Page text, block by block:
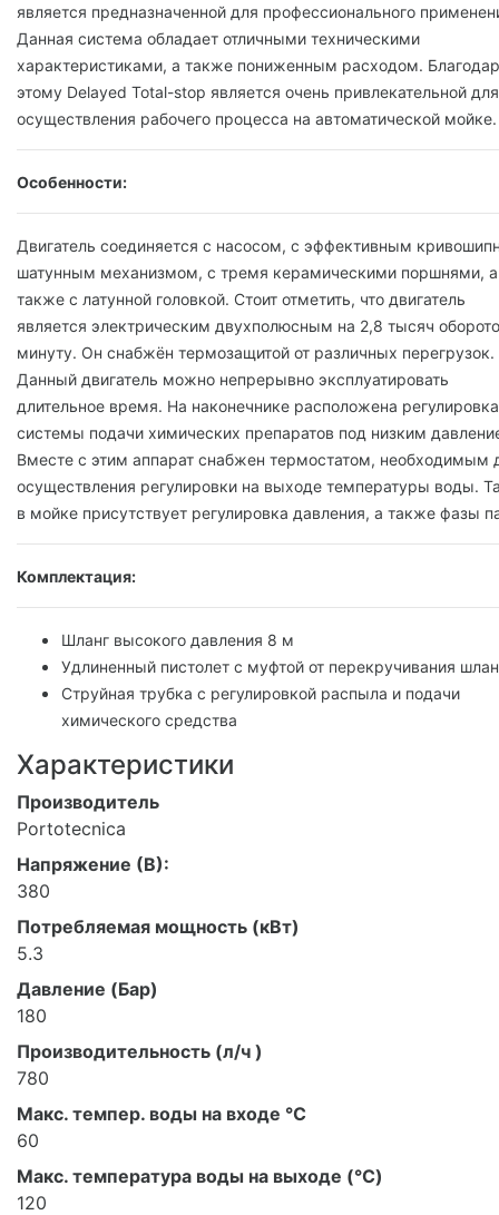
является предназначенной для профессионального
Данная система обладает отличными техническими
характеристиками, а также пониженным расходом.
этому Delayed Total-stop является очень привлекательной для
осуществления рабочего процесса на автоматической мойке.
Особенности:
Двигатель соединяется с насосом, с эффективным
шатунным механизмом, с тремя керамическими поршнями, а
также с латунной головкой. Стоит отметить, что двигатель
является электрическим двухполюсным на 2,8 тысяч
минуту. Он снабжён термозащитой от различных перегрузок.
Данный двигатель можно непрерывно эксплуатировать
длительное время. На наконечнике расположена регулировка
системы подачи химических препаратов под низким
Вместе с этим аппарат снабжен термостатом, необходимым
осуществления регулировки на выходе температуры воды.
в мойке присутствует регулировка давления, а также фазы
Комплектация:
Шланг высокого давления 8 м
Удлиненный пистолет с муфтой от перекручивания
Струйная трубка с регулировкой распыла и подачи
химического средства
Характеристики
Производитель
Portotecnica
Напряжение (В):
380
Потребляемая мощность (кВт)
5.3
Давление (Бар)
180
Производительность (л/ч )
780
Макс. темпер. воды на входе °C
60
Макс. температура воды на выходе (°C)
120